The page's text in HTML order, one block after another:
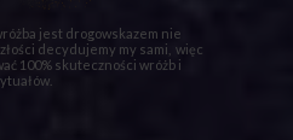
jest drogowskazem nie
decydujemy my sami, więc
100% skuteczności wróżb i